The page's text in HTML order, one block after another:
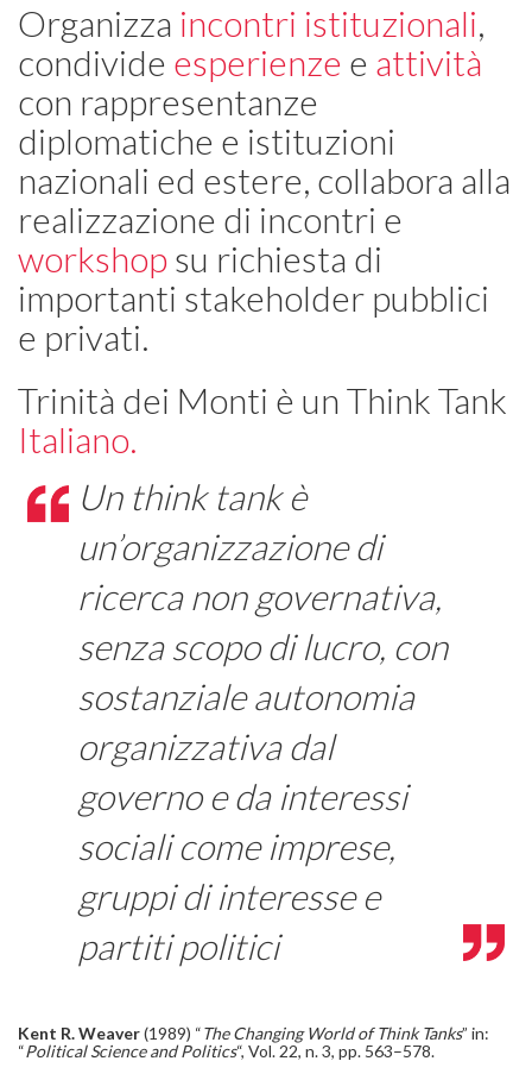
Organizza incontri istituzionali,
condivide esperienze e attività
con rappresentanze
diplomatiche e istituzioni
nazionali ed estere, collabora alla
realizzazione di incontri e
workshopsu richiesta di
importanti stakeholder pubblici
e privati.
Trinità dei Monti è un Think Tank
Italiano.
Un think tank è
un’organizzazione di
ricerca non governativa,
senza scopo di lucro, con
sostanziale autonomia
organizzativa dal
governo e da interessi
sociali come imprese,
gruppi di interesse e
partiti politici
Kent R. Weaver(1989) “The Changing World of Think Tanks” in:
“Political Science and Politics“, Vol. 22, n. 3, pp. 563–578.